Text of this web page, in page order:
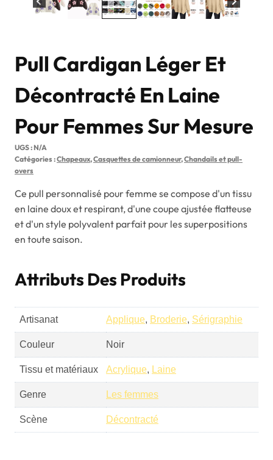
Pull Cardigan Léger Et
Décontracté En Laine
Pour Femmes Sur Mesure
UGS :N/A
Catégories :Chapeaux,Casquettes de camionneur,Chandails et pull-
overs
Ce pull personnalisé pour femme se compose d'un tissu
en laine doux et respirant, d'une coupe ajustée flatteuse
et d'un style polyvalent parfait pour les superpositions
en toute saison.
Attributs Des Produits
Artisanat Applique, Broderie, Sérigraphie
Couleur Noir
Tissu et matériaux Acrylique, Laine
Genre Les femmes
Scène Décontracté